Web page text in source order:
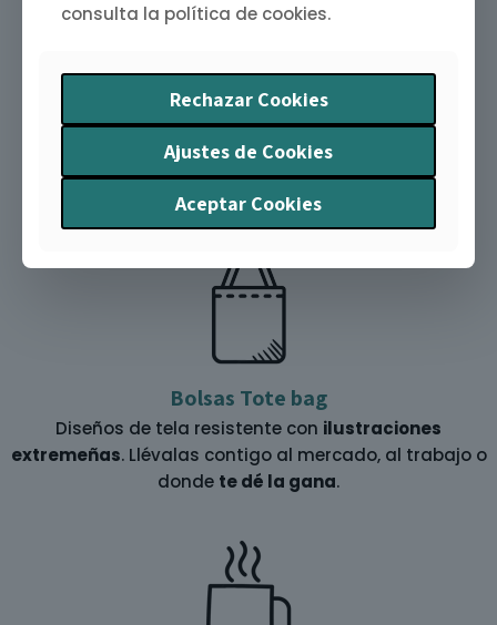
Agendas Extremeñas
Organiza tu año con arte y humor. LaAgenda
Extremeña 2026te acompaña mes a mes con
ilustraciones y curiosidadesde nuestra tierra.
Bolsas Tote bag
Diseños de tela resistente con ilustraciones
extremeñas. Llévalas contigo al mercado, al trabajo o
donde te dé la gana.
consulta la política de cookies.
Rechazar Cookies
Ajustes de Cookies
Aceptar Cookies